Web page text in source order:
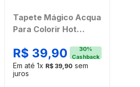
Tapete Mágico Acqua
Para Colorir Hot
BR2387
R$ 39,90 30%
Cashback
Em até 1x R$ 39, 90 sem
juros